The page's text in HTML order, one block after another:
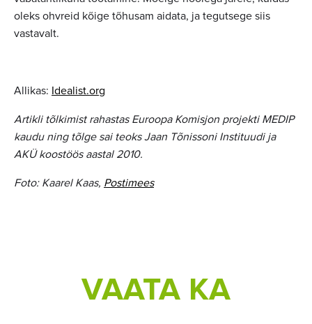
oleks ohvreid kõige tõhusam aidata, ja tegutsege siis
vastavalt.
Allikas: Idealist.org
Artikli tõlkimist rahastas Euroopa Komisjon projekti MEDIP
kaudu ning tõlge sai teoks Jaan Tõnissoni Instituudi ja
AKÜ koostöös aastal 2010.
Foto: Kaarel Kaas, Postimees
VAATA KA